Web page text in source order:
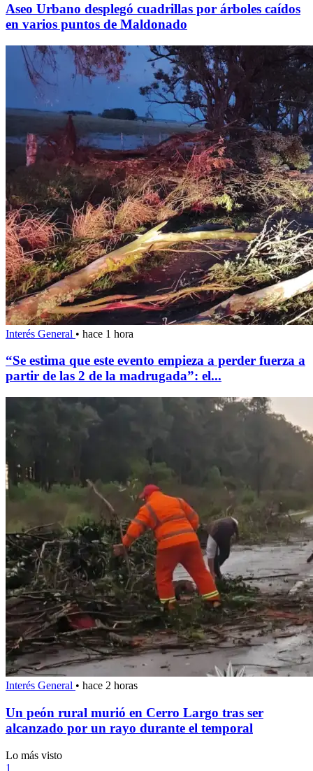
Aseo Urbano desplegó cuadrillas por árboles caídos
en varios puntos de Maldonado
Interés General • hace 1 hora
“Se estima que este evento empieza a perder fuerza a
partir de las 2 de la madrugada”: el...
Interés General • hace 2 horas
Un peón rural murió en Cerro Largo tras ser
alcanzado por un rayo durante el temporal
Lo más visto
1